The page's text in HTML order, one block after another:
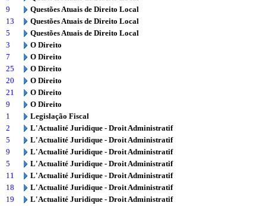
9
Questões Atuais de Direito Local
13
Questões Atuais de Direito Local
5
Questões Atuais de Direito Local
3
O Direito
7
O Direito
25
O Direito
20
O Direito
21
O Direito
9
O Direito
1
Legislação Fiscal
2
L'Actualité Juridique - Droit Administratif
5
L'Actualité Juridique - Droit Administratif
9
L'Actualité Juridique - Droit Administratif
5
L'Actualité Juridique - Droit Administratif
11
L'Actualité Juridique - Droit Administratif
18
L'Actualité Juridique - Droit Administratif
19
L'Actualité Juridique - Droit Administratif